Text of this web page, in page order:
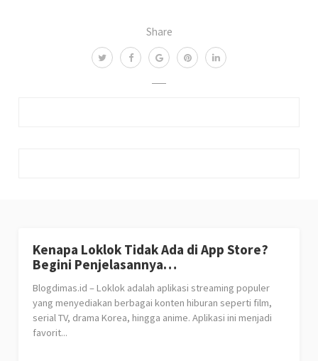
Share
Kenapa Loklok Tidak Ada di App Store?
Begini Penjelasannya…
Blogdimas.id – Loklok adalah aplikasi streaming populer
yang menyediakan berbagai konten hiburan seperti film,
serial TV, drama Korea, hingga anime. Aplikasi ini menjadi
favorit...